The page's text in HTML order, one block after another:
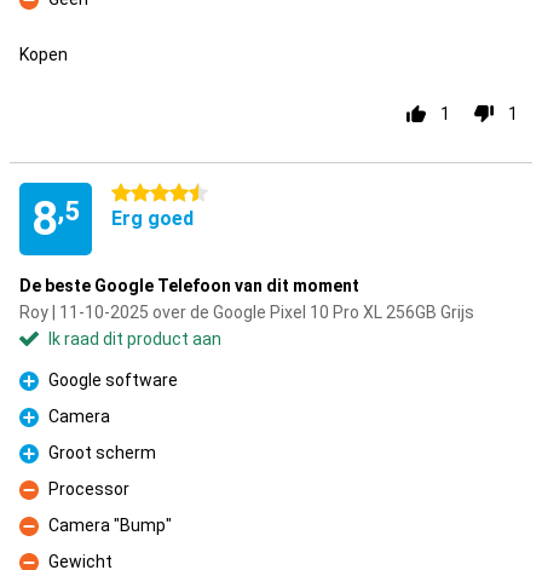
Minpunt
Kopen
1 1
8,5
4.5 sterren
Erg goed
De beste Google Telefoon van dit moment
Roy | 11-10-2025 over de Google Pixel 10 Pro XL 256GB Grijs
Ik raad dit product aan
Pluspunt
Google software
Pluspunt
Camera
Pluspunt
Groot scherm
Minpunt
Processor
Minpunt
Camera "Bump"
Gewicht